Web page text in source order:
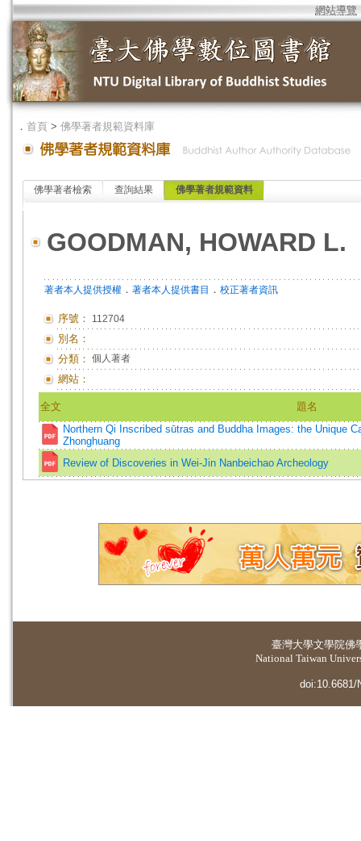
網站導覽
． 首頁 > 佛學著者規範資料庫
佛學著者檢索 查詢結果 佛學著者規範資料
GOODMAN, HOWARD L.
著者本人提供授權 ． 著者本人提供書目 ． 校正著者資訊
序號： 112704
別名：
分類： 個人著者
網站：
全文
題名
Northern Qi Inscribed sūtras and Buddha Images: the Unique
Zhonghuang
Review of Discoveries in Wei-Jin Nanbeichao Archeology
臺灣大學文學院佛
National Taiwan
doi:10.6681/